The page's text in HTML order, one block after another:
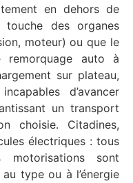
en dehors de
touche des organes
moteur) ou que le
auto à
sur plateau,
d’avancer
un transport
choisie. Citadines,
électriques : tous
sont
type ou à l’énergie